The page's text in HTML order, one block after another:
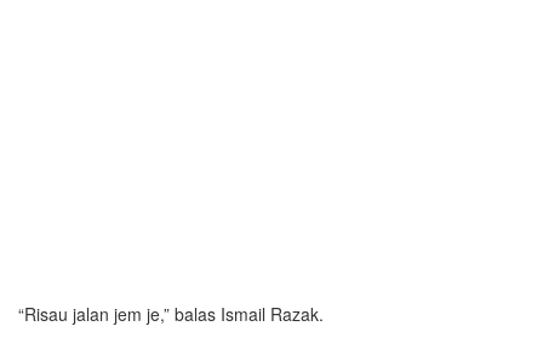
“Risau jalan jem je,” balas Ismail Razak.